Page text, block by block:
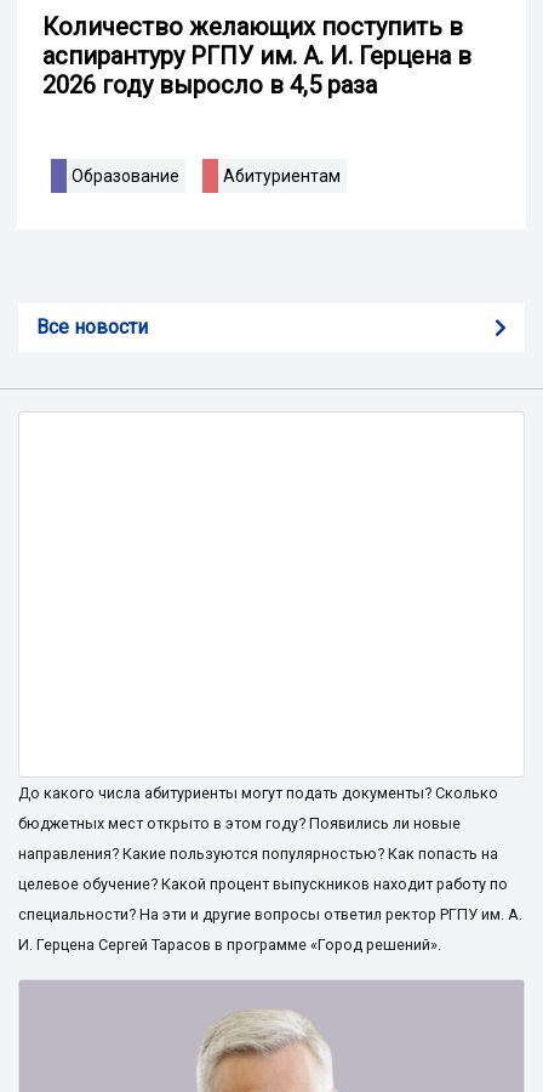
Количество желающих поступить в
аспирантуру РГПУ им. А. И. Герцена в
2026 году выросло в 4,5 раза
Образование Абитуриентам
Все новости
До какого числа абитуриенты могут подать документы? Сколько
бюджетных мест открыто в этом году? Появились ли новые
направления? Какие пользуются популярностью? Как попасть на
целевое обучение? Какой процент выпускников находит работу по
специальности? На эти и другие вопросы ответил ректор РГПУ им. А.
И. Герцена Сергей Тарасов в программе «Город решений».